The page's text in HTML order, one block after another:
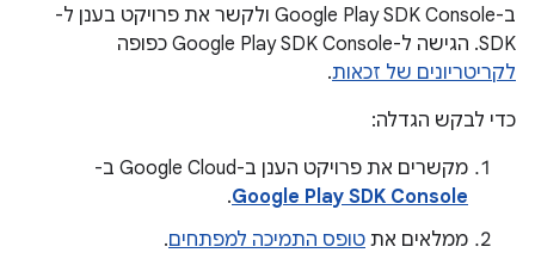
ב-Google Play SDK Console ולקשר את פרויקט בענן ל-
SDK. הגישה ל-Google Play SDK Console כפופה
לקריטריונים של זכאות.
כדי לבקש הגדלה:
מקשרים את פרויקט הענן ב-Google Cloud ב-
Google Play SDK Console
.
ממלאים את טופס התמיכה למפתחים.